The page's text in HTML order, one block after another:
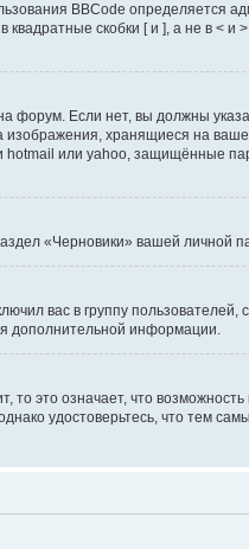
BBCode определяется
скобки [ и ], а не в < и
форум. Если нет, вы должны
изображения, хранящиеся на
hotmail или yahoo, защищённые
«Черновики» вашей личной
вас в группу пользователей,
дополнительной информации.
это означает, что
удостоверьтесь, что тем